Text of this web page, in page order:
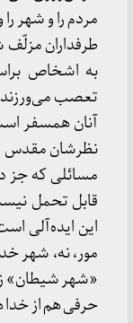
مردم را و شهر را
طرفداران
به اشخاص
تعصب می‌ورزند
آنان همسفر
نظرشان مقدس
مسائلی که جز
قابل تحمل
این ایده‌آلی
مور، نه، شهر
«شهر شیطان»
حرفی هم از